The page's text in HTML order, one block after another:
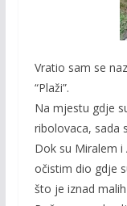
Vratio sam se
“Plaži”.
Na mjestu gdje
ribolovaca, sada
Dok su Miralem i
očistim dio gdje
što je iznad